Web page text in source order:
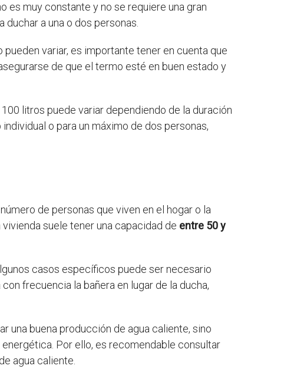
es muy constante y no se requiere una gran
a una o dos personas.
variar, es importante tener en cuenta que
de que el termo esté en buen estado y
litros puede variar dependiendo de la duración
o para un máximo de dos personas,
de personas que viven en el hogar o la
vivienda suele tener una capacidad de entre 50 y
casos específicos puede ser necesario
frecuencia la bañera en lugar de la ducha,
una buena producción de agua caliente, sino
Por ello, es recomendable consultar
agua caliente.